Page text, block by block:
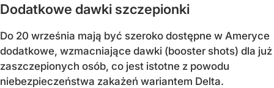
Dodatkowe dawki szczepionki
Do 20 września mają być szeroko dostępne w Ameryce
dodatkowe, wzmacniające dawki (booster shots) dla już
zaszczepionych osób, co jest istotne z powodu
niebezpieczeństwa zakażeń wariantem Delta.